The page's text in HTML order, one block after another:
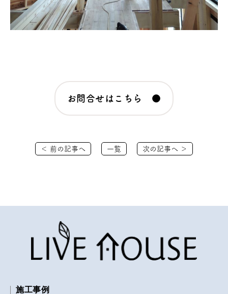
お問合せはこちら ●
＜ 前の記事へ 一覧 次の記事へ ＞
施工事例